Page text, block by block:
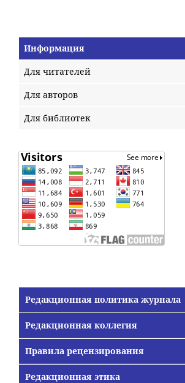
Информация
Для читателей
Для авторов
Для библиотек
Редакционная политика журнала
Редакционная коллегия
Правила рецензирования
Редакционная этика